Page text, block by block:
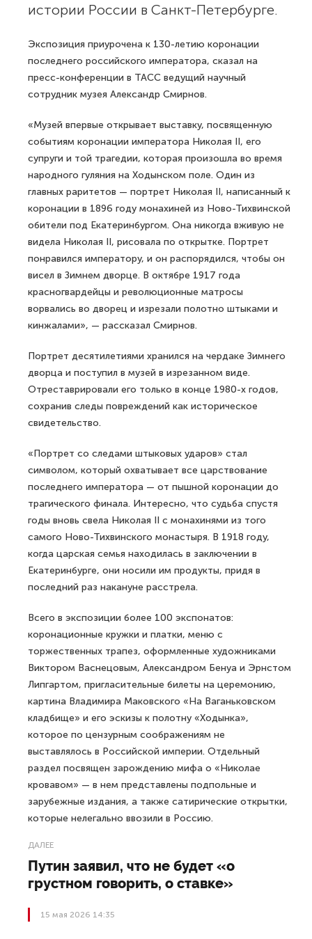
истории России в Санкт-Петербурге.
Экспозиция приурочена к 130-летию коронации
последнего российского императора, сказал на
пресс-конференции в ТАСС ведущий научный
сотрудник музея Александр Смирнов.
«Музей впервые открывает выставку, посвященную
событиям коронации императора Николая II, его
супруги и той трагедии, которая произошла во время
народного гуляния на Ходынском поле. Один из
главных раритетов — портрет Николая II, написанный к
коронации в 1896 году монахиней из Ново-Тихвинской
обители под Екатеринбургом. Она никогда вживую не
видела Николая II, рисовала по открытке. Портрет
понравился императору, и он распорядился, чтобы он
висел в Зимнем дворце. В октябре 1917 года
красногвардейцы и революционные матросы
ворвались во дворец и изрезали полотно штыками и
кинжалами», — рассказал Смирнов.
Портрет десятилетиями хранился на чердаке Зимнего
дворца и поступил в музей в изрезанном виде.
Отреставрировали его только в конце 1980-х годов,
сохранив следы повреждений как историческое
свидетельство.
«Портрет со следами штыковых ударов» стал
символом, который охватывает все царствование
последнего императора — от пышной коронации до
трагического финала. Интересно, что судьба спустя
годы вновь свела Николая II с монахинями из того
самого Ново-Тихвинского монастыря. В 1918 году,
когда царская семья находилась в заключении в
Екатеринбурге, они носили им продукты, придя в
последний раз накануне расстрела.
Всего в экспозиции более 100 экспонатов:
коронационные кружки и платки, меню с
торжественных трапез, оформленные художниками
Виктором Васнецовым, Александром Бенуа и Эрнстом
Липгартом, пригласительные билеты на церемонию,
картина Владимира Маковского «На Ваганьковском
кладбище» и его эскизы к полотну «Ходынка»,
которое по цензурным соображениям не
выставлялось в Российской империи. Отдельный
раздел посвящен зарождению мифа о «Николае
кровавом» — в нем представлены подпольные и
зарубежные издания, а также сатирические открытки,
которые нелегально ввозили в Россию.
ДАЛЕЕ
Путин заявил, что не будет «о
грустном говорить, о ставке»
15 мая 2026 14:35